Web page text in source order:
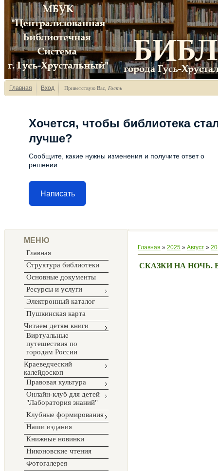
Главная Вход Приветствую Вас Гость
Хочется, чтобы библиотека
лучше?
Сообщите, какие нужны изменения и получите ответ о
решении
Написать
МЕНЮ
Главная
Структура библиотеки
Основные документы
Ресурсы и услуги
Электронный каталог
Пушкинская карта
Читаем детям книги
Виртуальные
путешествия по
городам России
Краеведческий
калейдоскоп
Правовая культура
Онлайн-клуб для детей
"Лаборатория знаний"
Клубные формирования
Наши издания
Книжные новинки
Никоновские чтения
Фотогалерея
Главная » 2025 » Август » 20
СКАЗКИ НА НОЧЬ.